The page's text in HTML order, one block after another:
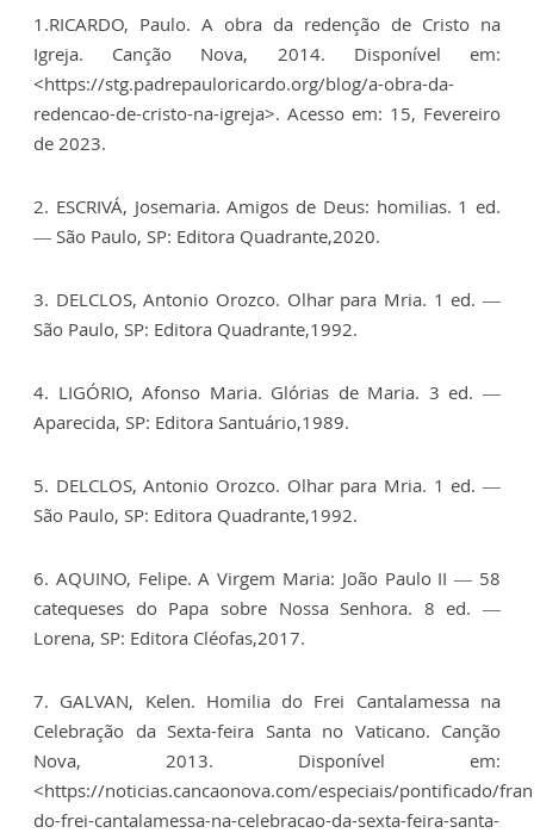
1.RICARDO, Paulo. A obra da redenção de Cristo na
Igreja. Canção Nova, 2014. Disponível em:
<https://stg.padrepauloricardo.org/blog/a-obra-da-
redencao-de-cristo-na-igreja>. Acesso em: 15, Fevereiro
de 2023.
2. ESCRIVÁ, Josemaria. Amigos de Deus: homilias. 1 ed.
— São Paulo, SP: Editora Quadrante,2020.
3. DELCLOS, Antonio Orozco. Olhar para Mria. 1 ed. —
São Paulo, SP: Editora Quadrante,1992.
4. LIGÓRIO, Afonso Maria. Glórias de Maria. 3 ed. —
Aparecida, SP: Editora Santuário,1989.
5. DELCLOS, Antonio Orozco. Olhar para Mria. 1 ed. —
São Paulo, SP: Editora Quadrante,1992.
6. AQUINO, Felipe. A Virgem Maria: João Paulo II — 58
catequeses do Papa sobre Nossa Senhora. 8 ed. —
Lorena, SP: Editora Cléofas,2017.
7. GALVAN, Kelen. Homilia do Frei Cantalamessa na
Celebração da Sexta-feira Santa no Vaticano. Canção
Nova, 2013. Disponível em:
<https://noticias.cancaonova.com/especiais/pontificado/
do-frei-cantalamessa-na-celebracao-da-sexta-feira-santa-